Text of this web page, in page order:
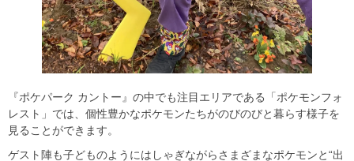
『ポケパーク カントー』の中でも注目エリアである「ポケモンフォ
レスト」では、個性豊かなポケモンたちがのびのびと暮らす様子を
見ることができます。
ゲスト陣も子どものようにはしゃぎながらさまざまなポケモンと“出